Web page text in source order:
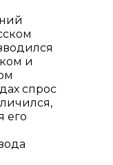
и
спрос
его